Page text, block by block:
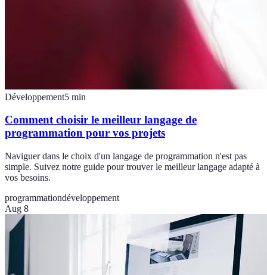
Développement5 min
Comment choisir le meilleur langage de
programmation pour vos projets
Naviguer dans le choix d'un langage de programmation n'est pas
simple. Suivez notre guide pour trouver le meilleur langage adapté à
vos besoins.
programmationdéveloppement
Aug 8